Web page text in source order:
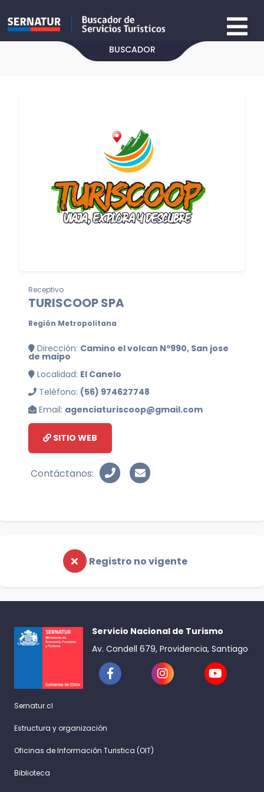
BUSCADOR
Receptivo
TURISCOOP SPA
Región Metropolitana
Dirección: Camino el volcan Nº990, San jose
de maipo
Localidad: El Canelo
Teléfono: (56) 974627748
Email: agenciaturiscoop@gmail.com
SITIO WEB
Contáctanos:
Registro no vigente
Servicio Nacional de Turismo
Av. Condell 679, Providencia, Santiago
Sernatur.cl
Estructura y organización
Oficinas de Información Turistica (OIT)
Biblioteca